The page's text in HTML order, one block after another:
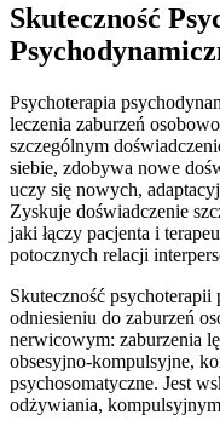
Skuteczność
Psychoterapia
leczenia zaburzeń
szczególnym
siebie, zdobywa nowe
uczy się nowych,
Zyskuje doświadczenie
jaki łączy pacjenta i
potocznych relacji
Skuteczność
odniesieniu do zaburzeń
nerwicowym: zaburzenia
obsesyjno-kompulsyjne,
psychosomatyczne. Jest
odżywiania,